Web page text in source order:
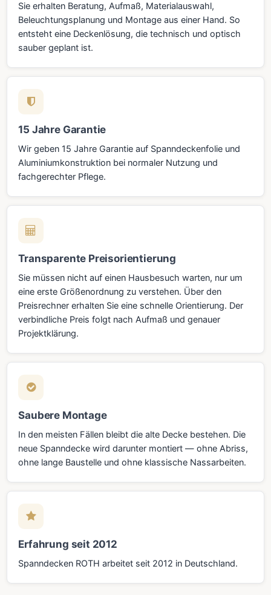
Sie erhalten Beratung, Aufmaß, Materialauswahl,
Beleuchtungsplanung und Montage aus einer Hand. So
entsteht eine Deckenlösung, die technisch und optisch
sauber geplant ist.
15 Jahre Garantie
Wir geben 15 Jahre Garantie auf Spanndeckenfolie und
Aluminiumkonstruktion bei normaler Nutzung und
fachgerechter Pflege.
Transparente Preisorientierung
Sie müssen nicht auf einen Hausbesuch warten, nur um
eine erste Größenordnung zu verstehen. Über den
Preisrechner erhalten Sie eine schnelle Orientierung. Der
verbindliche Preis folgt nach Aufmaß und genauer
Projektklärung.
Saubere Montage
In den meisten Fällen bleibt die alte Decke bestehen. Die
neue Spanndecke wird darunter montiert — ohne Abriss,
ohne lange Baustelle und ohne klassische Nassarbeiten.
Erfahrung seit 2012
Spanndecken ROTH arbeitet seit 2012 in Deutschland.